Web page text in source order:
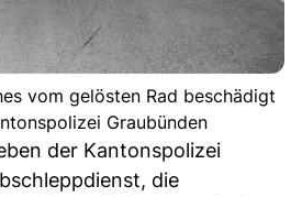
vom gelösten Rad beschädigt
Graubünden
der Kantonspolizei
die